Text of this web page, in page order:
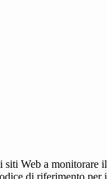
Web a monitorare